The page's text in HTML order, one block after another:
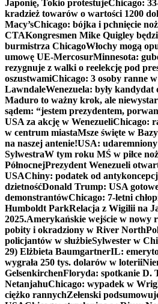
Japonię, Tokio protestujeChicago:
kradzież towarów o wartości 1200
Macy’sChicago: bójka i pchnięcie
CTAKongresmen Mike Quigley
burmistrza ChicagoWłochy mogą
umowę UE-MercosurMinnesota:
rezygnuje z walki o reelekcję pod
oszustwamiChicago: 3 osoby ranne
LawndaleWenezuela: były
Maduro to ważny krok, ale
sądem: “jestem prezydentem,
USA za akcję w WenezueliChicago:
w centrum miastaMsze święte w
na naszej antenie!USA:
SylwestraW tym roku MŚ w piłce
PółnocnejPrezydent Wenezueli
USAChiny: podatek od
dzietnośćDonald Trump: USA
demonstrantówChicago: 7-letni
Humboldt ParkRelacja z Wigilii na
2025.Amerykańskie wejście w nowy
pobity i okradziony w River North
policjantów w służbieSylwester w
29) Elżbieta BaumgartnerIL:
wygrała 250 tys. dolarów w loterii
GelsenkirchenFloryda: spotkanie D.
NetanjahuChicago: wypadek w
ciężko rannychZełenski